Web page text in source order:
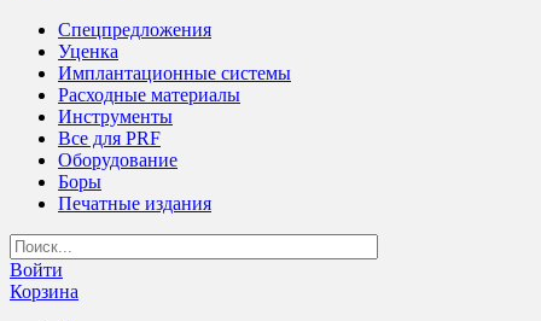
Спецпредложения
Уценка
Имплантационные системы
Расходные материалы
Инструменты
Все для PRF
Оборудование
Боры
Печатные издания
Войти
Корзина